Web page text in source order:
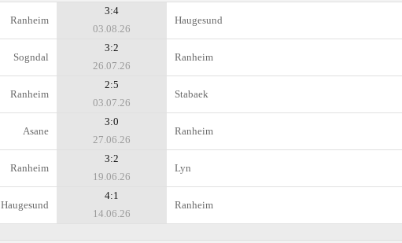
Ranheim
3:4
03.08.26
Haugesund
Sogndal
3:2
26.07.26
Ranheim
Ranheim
2:5
03.07.26
Stabaek
Asane
3:0
27.06.26
Ranheim
Ranheim
3:2
19.06.26
Lyn
Haugesund
4:1
14.06.26
Ranheim